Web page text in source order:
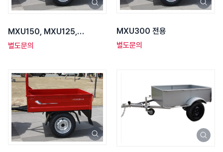
MXU150, MXU125,
MXER125 전용
별도문의
MXU300 전용
별도문의